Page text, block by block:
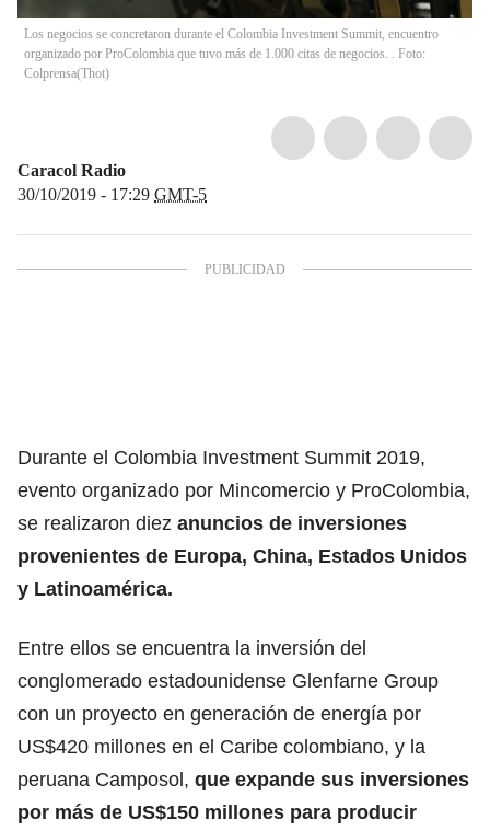
Los negocios se concretaron durante el Colombia Investment Summit, encuentro
organizado por ProColombia que tuvo más de 1.000 citas de negocios. . Foto:
Colprensa(Thot)
Caracol Radio
30/10/2019 - 17:29 GMT-5
Durante el Colombia Investment Summit 2019,
evento organizado por Mincomercio y ProColombia,
se realizaron diez anuncios de inversiones
provenientes de Europa, China, Estados Unidos
y Latinoamérica.
Entre ellos se encuentra la inversión del
conglomerado estadounidense Glenfarne Group
con un proyecto en generación de energía por
US$420 millones en el Caribe colombiano, y la
peruana Camposol, que expande sus inversiones
por más de US$150 millones para producir